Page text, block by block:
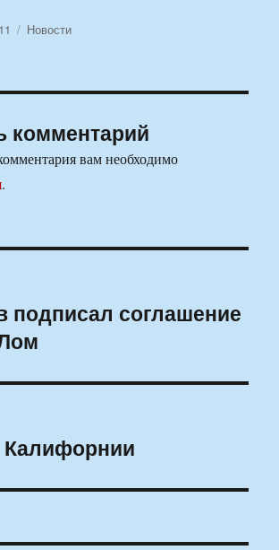
Рубрики
Новости
комментарий
вам необходимо
.
подписал соглашение
Калифорнии